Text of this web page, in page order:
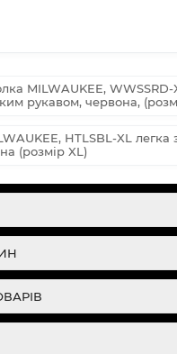
MILWAUKEE,
рукавом, червона,
HTLSBL-XL легка
(розмір XL)